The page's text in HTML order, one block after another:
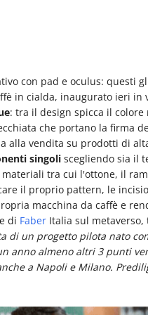
con pad e oculus: questi
in cialda, inaugurato ieri in
: tra il design spicca il
che portano la firma
alla vendita su prodotti di
singoli scegliendo sia il
tra cui l'ottone, il
il proprio pattern, le
macchina da caffè e
di Faber Italia sul
di un progetto pilota nato
anno almeno altri 3 punti
a Napoli e Milano.